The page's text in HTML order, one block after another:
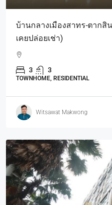
บ้านกลางเมืองสาทร-ตากสิ
เคยปล่อยเช่า)
3 3
TOWNHOME, RESIDENTIAL
Witsawat Makwong